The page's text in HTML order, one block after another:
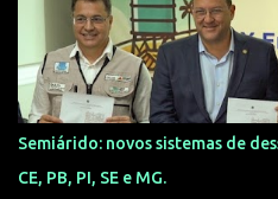
para quem busca o produto. 2. A
comentários, você verá dezenas
compradores dizendo: "Pensei que
Cuidado: são perfis fakes ou bots
falsa sensação de segurança. 3. O
comprar, você é retirado da rede
externo. Assim que o pagamento
Semiárido: novos sistemas de
CE, PB, PI, SE e MG.